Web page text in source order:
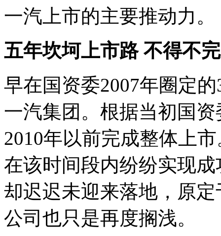
一汽上市的主要推动力。
五年坎坷上市路 不得不
早在国资委2007年圈定
一汽集团。根据当初国
2010年以前完成整体上
在该时间段内纷纷实现
却迟迟未迎来落地，原
公司也只是再度搁浅。